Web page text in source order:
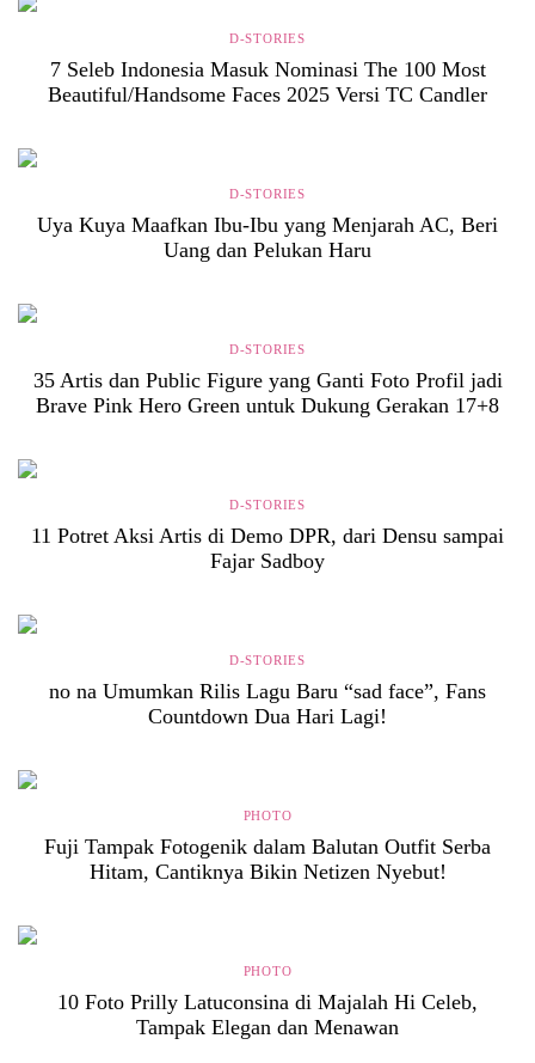
D-STORIES
7 Seleb Indonesia Masuk Nominasi The 100 Most
Beautiful/Handsome Faces 2025 Versi TC Candler
D-STORIES
Uya Kuya Maafkan Ibu-Ibu yang Menjarah AC, Beri
Uang dan Pelukan Haru
D-STORIES
35 Artis dan Public Figure yang Ganti Foto Profil jadi
Brave Pink Hero Green untuk Dukung Gerakan 17+8
D-STORIES
11 Potret Aksi Artis di Demo DPR, dari Densu sampai
Fajar Sadboy
D-STORIES
no na Umumkan Rilis Lagu Baru “sad face”, Fans
Countdown Dua Hari Lagi!
PHOTO
Fuji Tampak Fotogenik dalam Balutan Outfit Serba
Hitam, Cantiknya Bikin Netizen Nyebut!
PHOTO
10 Foto Prilly Latuconsina di Majalah Hi Celeb,
Tampak Elegan dan Menawan